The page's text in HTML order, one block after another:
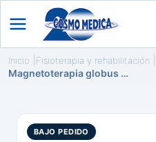
Inicio Fisioterapia y rehabilitación
Magnetoterapia globus magnum 2500
BAJO PEDIDO